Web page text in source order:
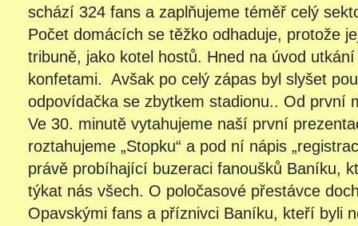
schází 324 fans a zaplňujeme téměř celý
Počet domácích se těžko odhaduje, protože
tribuně, jako kotel hostů. Hned na úvod
konfetami. Avšak po celý zápas byl slyšet
odpovídačka se zbytkem stadionu.. Od první
Ve 30. minutě vytahujeme naší první
roztahujeme „Stopku“ a pod ní nápis
právě probíhající buzeraci fanoušků Baníku,
týkat nás všech. O poločasové přestávce
Opavskými fans a příznivci Baníku, kteří byli